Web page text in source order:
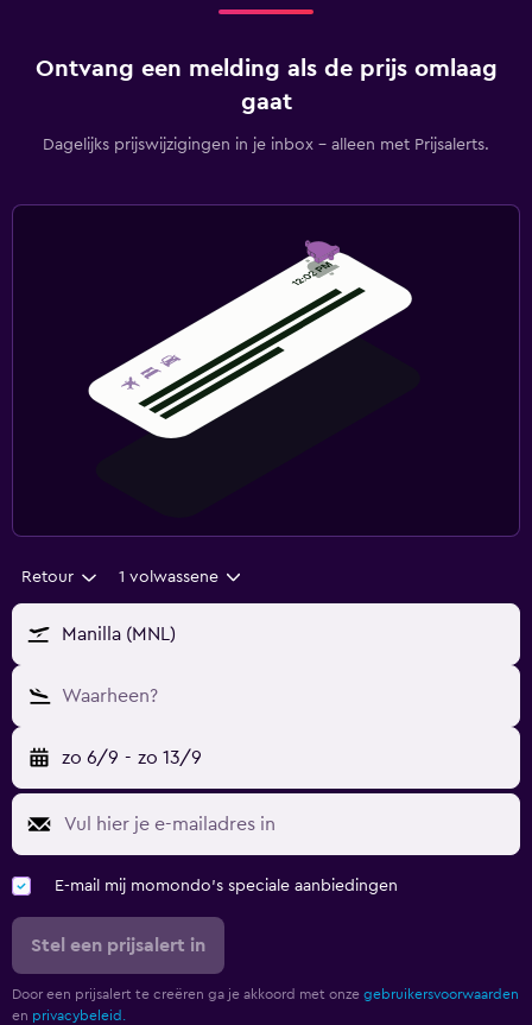
Ontvang een melding als de prijs omlaag
gaat
Dagelijks prijswijzigingen in je inbox - alleen met Prijsalerts.
Retour 1 volwassene
Manilla (MNL)
Waarheen?
zo 6/9 - zo 13/9
E-mail mij momondo's speciale aanbiedingen
Stel een prijsalert in
Door een prijsalert te creëren ga je akkoord met onze gebruikersvoorwaarden
en privacybeleid.